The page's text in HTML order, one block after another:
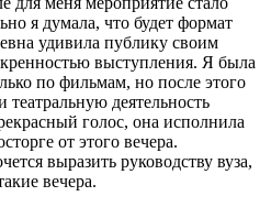
я думала, что будет формат
удивила публику своим
выступления. Я была
по фильмам, но после этого
театральную деятельность
голос, она исполнила
от этого вечера.
выразить руководству вуза,
вечера.